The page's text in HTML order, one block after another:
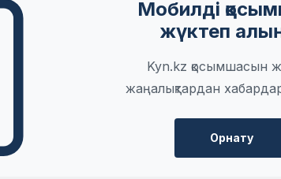
Мобилді
жүктеп
Kyn.kz қосымшасын
жаңалықтардан
Орнату